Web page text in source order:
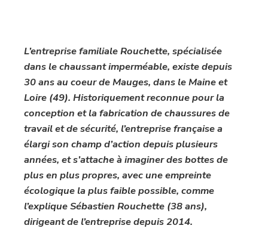
L’entreprise familiale Rouchette, spécialisée
dans le chaussant imperméable, existe depuis
30 ans au coeur de Mauges, dans le Maine et
Loire (49). Historiquement reconnue pour la
conception et la fabrication de chaussures de
travail et de sécurité, l’entreprise française a
élargi son champ d’action depuis plusieurs
années, et s’attache à imaginer des bottes de
plus en plus propres, avec une empreinte
écologique la plus faible possible, comme
l’explique Sébastien Rouchette (38 ans),
dirigeant de l’entreprise depuis 2014.